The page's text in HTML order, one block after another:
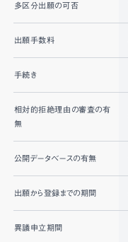
多区分出願の可否
出願手数料
手続き
相対的拒絶理由の審査の有
無
公開データベースの有無
出願から登録までの期間
異議申立期間